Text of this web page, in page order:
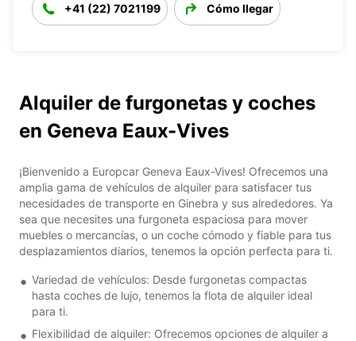
+41 (22) 7021199 Cómo llegar
Alquiler de furgonetas y coches
en Geneva Eaux-Vives
¡Bienvenido a Europcar Geneva Eaux-Vives! Ofrecemos una
amplia gama de vehículos de alquiler para satisfacer tus
necesidades de transporte en Ginebra y sus alrededores. Ya
sea que necesites una furgoneta espaciosa para mover
muebles o mercancías, o un coche cómodo y fiable para tus
desplazamientos diarios, tenemos la opción perfecta para ti.
Variedad de vehículos: Desde furgonetas compactas
hasta coches de lujo, tenemos la flota de alquiler ideal
para ti.
Flexibilidad de alquiler: Ofrecemos opciones de alquiler a